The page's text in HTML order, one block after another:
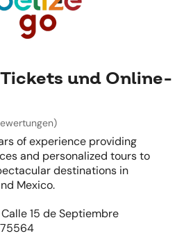
und Online-
)
of experience providing
and personalized tours to
destinations in
Mexico.
Calle 15 de Septiembre